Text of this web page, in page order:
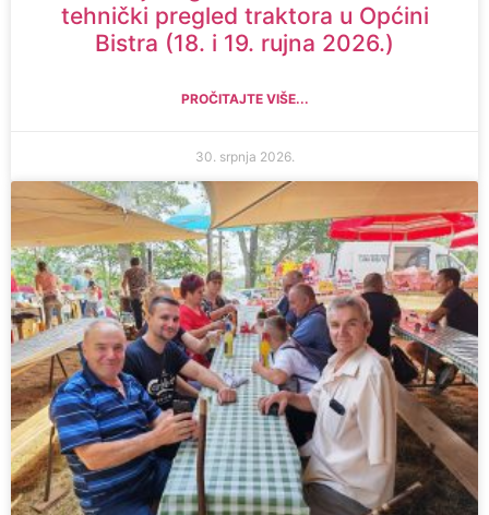
tehnički pregled traktora u Općini
Bistra (18. i 19. rujna 2026.)
PROČITAJTE VIŠE...
30. srpnja 2026.